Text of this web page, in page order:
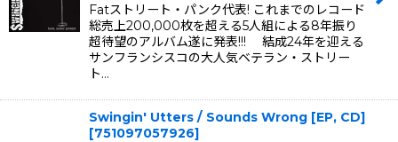
Fatストリート・パンク代表! これまでのレコード
総売上200,000枚を超える5人組による8年振り
超待望のアルバム遂に発表!!! 結成24年を迎える
サンフランシスコの大人気ベテラン・ストリー
ト…
Swingin' Utters / Sounds Wrong [EP, CD]
[751097057926]